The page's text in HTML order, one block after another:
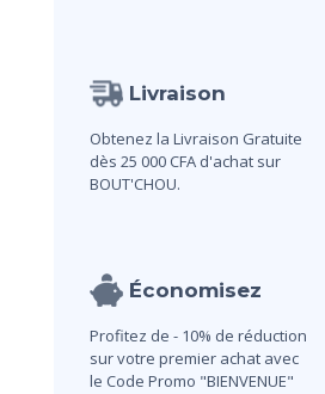
Livraison
Obtenez la Livraison Gratuite
dès 25 000 CFA d'achat sur
BOUT'CHOU.
Économisez
Profitez de - 10% de réduction
sur votre premier achat avec
le Code Promo "BIENVENUE"